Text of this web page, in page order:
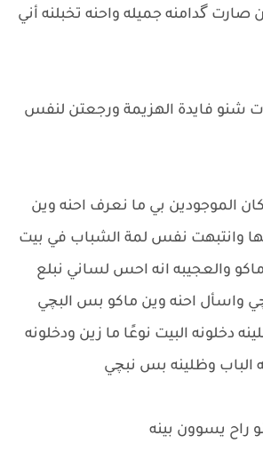
صارت گدامنه جميله واحنه تخبلنه أني
شنو فايدة الهزيمة ورجعتن لنفس
الموجودين بي ما نعرف احنه وين
وانتبهت نفس لمة الشباب في بيت
والعجيبه انه احس لساني نبلع
واسأل احنه وين ماكو بس البچي
دخلونه البيت نوعًا ما زين ودخلونه
الباب وظلينه بس نبچي
راح يسوون بينه